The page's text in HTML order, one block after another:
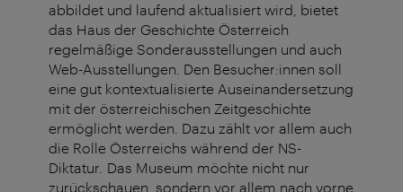
abbildet und laufend aktualisiert wird, bietet
das Haus der Geschichte Österreich
regelmäßige Sonderausstellungen und auch
Web-Ausstellungen. Den Besucher:innen soll
eine gut kontextualisierte Auseinandersetzung
mit der österreichischen Zeitgeschichte
ermöglicht werden. Dazu zählt vor allem auch
die Rolle Österreichs während der NS-
Diktatur. Das Museum möchte nicht nur
zurückschauen, sondern vor allem nach vorne